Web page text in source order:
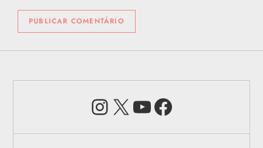
Instagram
X Youtube